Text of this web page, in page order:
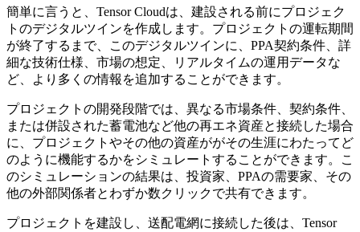
簡単に言うと、Tensor Cloudは、建設される前にプロジェク
トのデジタルツインを作成します。プロジェクトの運転期間
が終了するまで、このデジタルツインに、PPA契約条件、詳
細な技術仕様、市場の想定、リアルタイムの運用データな
ど、より多くの情報を追加することができます。
プロジェクトの開発段階では、異なる市場条件、契約条件、
または併設された蓄電池など他の再エネ資産と接続した場合
に、プロジェクトやその他の資産ががその生涯にわたってど
のように機能するかをシミュレートすることができます。こ
のシミュレーションの結果は、投資家、PPAの需要家、その
他の外部関係者とわずか数クリックで共有できます。
プロジェクトを建設し、送配電網に接続した後は、Tensor